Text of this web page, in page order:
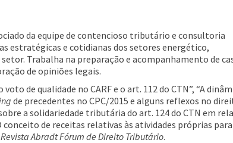
da equipe de contencioso tributário e consultoria
estratégicas e cotidianas dos setores energético,
Trabalha na preparação e acompanhamento de
de opiniões legais.
de qualidade no CARF e o art. 112 do CTN”, “A
de precedentes no CPC/2015 e alguns reflexos no
a solidariedade tributária do art. 124 do CTN em
conceito de receitas relativas às atividades próprias
Revista Abradt Fórum de Direito Tributário.